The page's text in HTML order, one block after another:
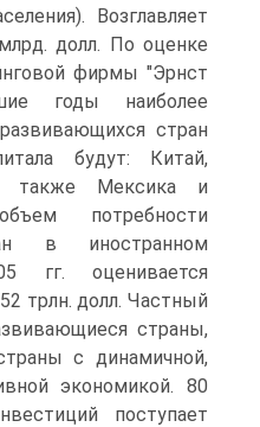
Возглавляет
долл. По оценке
фирмы "Эрнст
годы наиболее
стран
будут: Китай,
также Мексика и
потребности
в иностранном
гг. оценивается
трлн. долл. Частный
страны,
с динамичной,
экономикой. 80
поступает